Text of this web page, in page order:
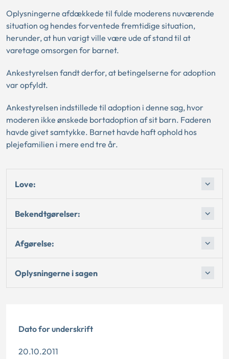
Oplysningerne afdækkede til fulde moderens nuværende
situation og hendes forventede fremtidige situation,
herunder, at hun varigt ville være ude af stand til at
varetage omsorgen for barnet.
Ankestyrelsen fandt derfor, at betingelserne for adoption
var opfyldt.
Ankestyrelsen indstillede til adoption i denne sag, hvor
moderen ikke ønskede bortadoption af sit barn. Faderen
havde givet samtykke. Barnet havde haft ophold hos
plejefamilien i mere end tre år.
Love:
Bekendtgørelser:
Afgørelse:
Oplysningerne i sagen
Dato for underskrift
20.10.2011